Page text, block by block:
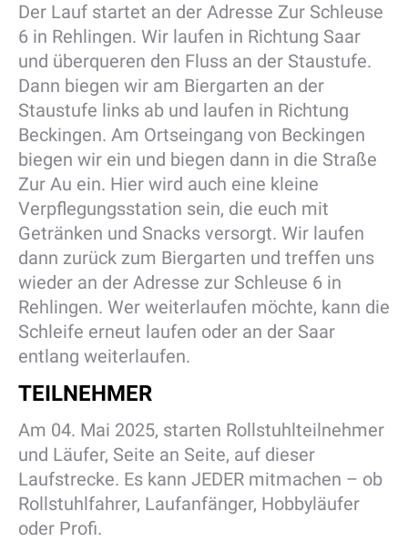
Der Lauf startet an der Adresse Zur Schleuse
6 in Rehlingen. Wir laufen in Richtung Saar
und überqueren den Fluss an der Staustufe.
Dann biegen wir am Biergarten an der
Staustufe links ab und laufen in Richtung
Beckingen. Am Ortseingang von Beckingen
biegen wir ein und biegen dann in die Straße
Zur Au ein. Hier wird auch eine kleine
Verpflegungsstation sein, die euch mit
Getränken und Snacks versorgt. Wir laufen
dann zurück zum Biergarten und treffen uns
wieder an der Adresse zur Schleuse 6 in
Rehlingen. Wer weiterlaufen möchte, kann die
Schleife erneut laufen oder an der Saar
entlang weiterlaufen.
TEILNEHMER
Am 04. Mai 2025, starten Rollstuhlteilnehmer
und Läufer, Seite an Seite, auf dieser
Laufstrecke. Es kann JEDER mitmachen – ob
Rollstuhlfahrer, Laufanfänger, Hobbyläufer
oder Profi.